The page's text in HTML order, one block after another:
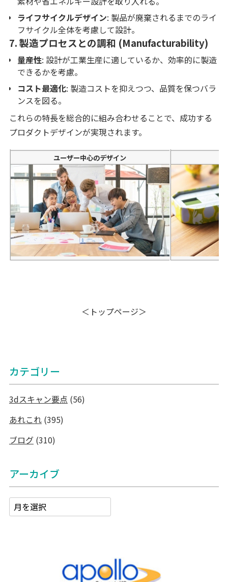
ライフサイクルデザイン: 製品が廃棄されるまでのライ
フサイクル全体を考慮して設計。
7.製造プロセスとの調和 (Manufacturability)
量産性: 設計が工業生産に適しているか、効率的に製造
できるかを考慮。
コスト最適化: 製造コストを抑えつつ、品質を保つバラ
ンスを図る。
これらの特長を総合的に組み合わせることで、成功する
プロダクトデザインが実現されます。
ユーザー中心のデザイン
＜トップページ＞
カテゴリー
3dスキャン要点 (56)
あれこれ(395)
ブログ(310)
アーカイブ